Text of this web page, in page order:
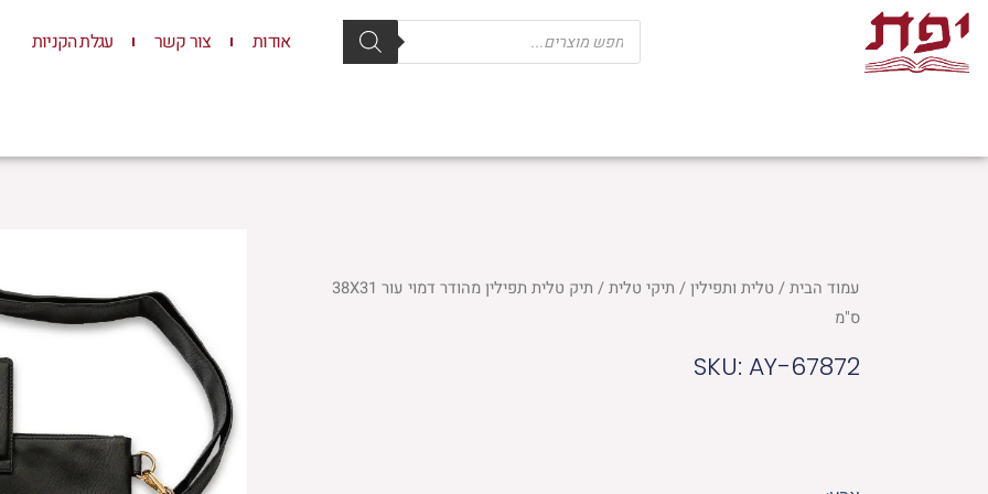
דילוג
לתוכן
Products
search אודות צור קשר עגלת הקניות
עמוד הבית/ טלית ותפילין/ תיקי טלית
/ תיק טלית תפילין מהודר דמוי עור 38X31
ס"מ
SKU: AY-67872